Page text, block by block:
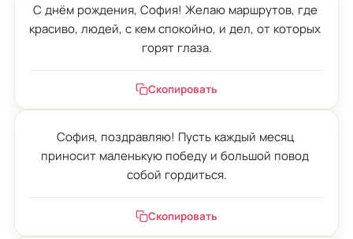
С днём рождения, София! Желаю маршрутов, где
красиво, людей, с кем спокойно, и дел, от которых
горят глаза.
Скопировать
София, поздравляю! Пусть каждый месяц
приносит маленькую победу и большой повод
собой гордиться.
Скопировать